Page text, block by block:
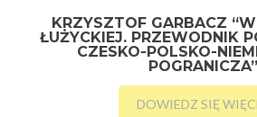
KRZYSZTOF GARBACZ
ŁUŻYCKIEJ. PRZEWODNIK
CZESKO-POLSKO-
POGRANICZA”
DOWIEDZ SIĘ